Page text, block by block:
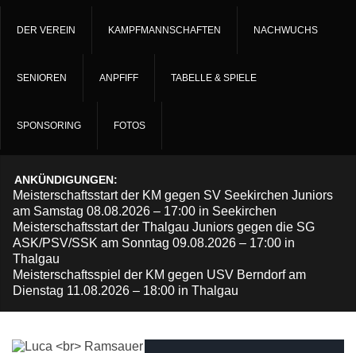
DER VEREIN KAMPFMANNSCHAFTEN NACHWUCHS
SENIOREN ANPFIFF TABELLE & SPIELE
SPONSORING FOTOS
ANKÜNDIGUNGEN:
Meisterschaftsstart der KM gegen SV Seekirchen Juniors
am Samstag 08.08.2026 – 17:00 in Seekirchen
Meisterschaftsstart der Thalgau Juniors gegen die SG
ASK/PSV/SSK am Sonntag 09.08.2026 – 17:00 in
Thalgau
Meisterschaftsspiel der KM gegen USV Berndorf am
Dienstag 11.08.2026 – 18:00 in Thalgau